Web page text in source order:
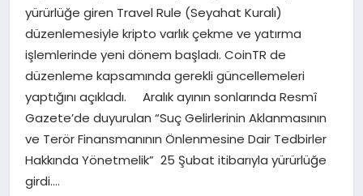
SPOR
TEKNOLOJI
YAŞAM
GÜNDEM
yürürlüğe giren Travel Rule (Seyahat Kuralı)
düzenlemesiyle kripto varlık çekme ve yatırma
işlemlerinde yeni dönem başladı. CoinTR de
düzenleme kapsamında gerekli güncellemeleri
yaptığını açıkladı. Aralık ayının sonlarında Resmî
Gazete’de duyurulan “Suç Gelirlerinin Aklanmasının
ve Terör Finansmanının Önlenmesine Dair Tedbirler
Hakkında Yönetmelik” 25 Şubat itibarıyla yürürlüğe
girdi….